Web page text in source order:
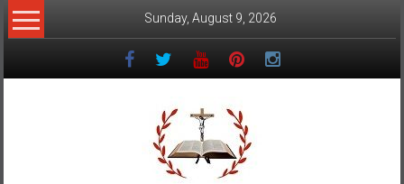
Skip
to
Sunday, August 9, 2026